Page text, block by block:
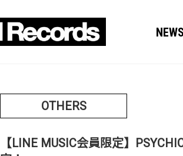
NEWS
OTHERS
【LINE MUSIC会員限定】